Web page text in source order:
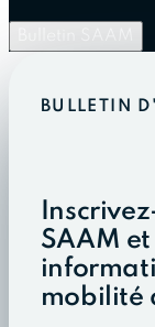
BULLETIN
SAAM
mobilité